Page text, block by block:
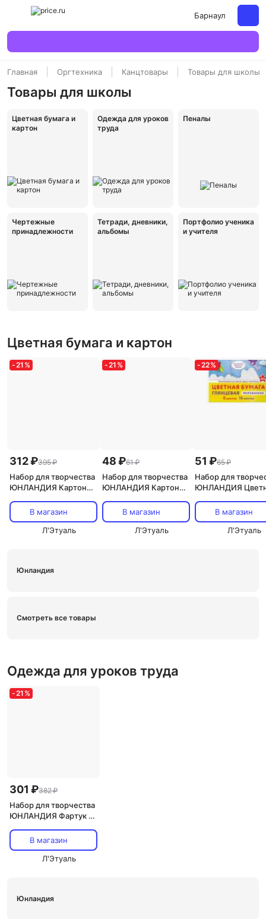
Барнаул
Главная Оргтехника Канцтовары Товары для школы
Товары для школы
Цветная бумага и
картон
Одежда для уроков
труда
Пеналы
Чертежные
принадлежности
Тетради, дневники,
альбомы
Портфолио ученика
и учителя
Цветная бумага и картон
-21 %
312 ₽395 ₽
Набор для творчества
ЮНЛАНДИЯ Картон
тонированный в массе
В магазин
Л'Этуаль
-21 %
48 ₽61 ₽
Набор для творчества
ЮНЛАНДИЯ Картон
РисунокВ магазин
Л'Этуаль
-22%
51 ₽65 ₽
Набор для
ЮНЛАНДИЯ
В магазин
Л'Этуаль
Юнландия
Смотреть все товары
Одежда для уроков труда
-21 %
301 ₽382 ₽
Набор для творчества
ЮНЛАНДИЯ Фартук с
уроков труда Black
Ninja
В магазин
Л'Этуаль
Юнландия